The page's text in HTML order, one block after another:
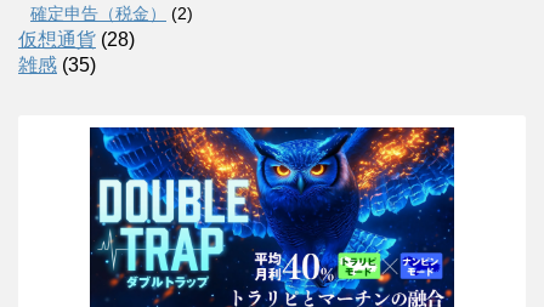
確定申告（税金）
(2)
仮想通貨 (28)
雑感 (35)